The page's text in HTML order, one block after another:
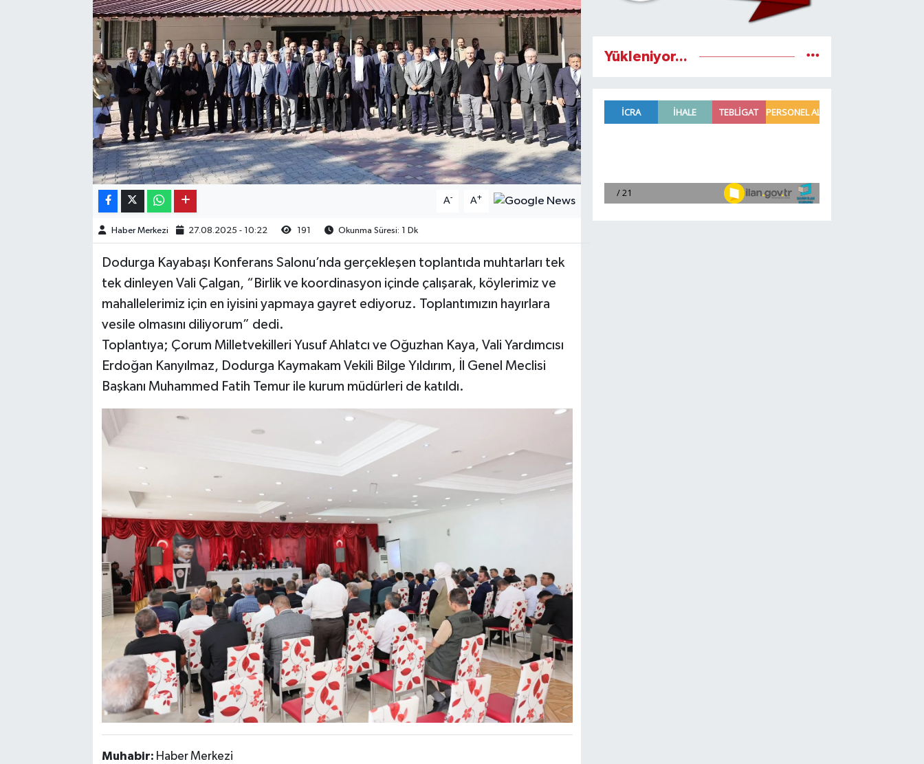
A- A+
Haber Merkezi 27.08.2025 - 10:22 191 Okunma Süresi: 1 Dk
Dodurga Kayabaşı Konferans Salonu’nda gerçekleşen toplantıda muhtarları tek
tek dinleyen Vali Çalgan, “Birlik ve koordinasyon içinde çalışarak, köylerimiz ve
mahallelerimiz için en iyisini yapmaya gayret ediyoruz. Toplantımızın hayırlara
vesile olmasını diliyorum” dedi.
Toplantıya; Çorum Milletvekilleri Yusuf Ahlatcı ve Oğuzhan Kaya, Vali Yardımcısı
Erdoğan Kanyılmaz, Dodurga Kaymakam Vekili Bilge Yıldırım, İl Genel Meclisi
Başkanı Muhammed Fatih Temur ile kurum müdürleri de katıldı.
Muhabir: Haber Merkezi
Yükleniyor...